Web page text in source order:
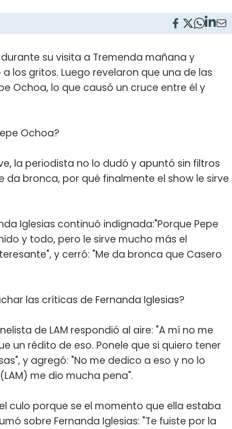
su visita a Tremenda mañana y
los gritos. Luego revelaron que una de las
Ochoa, lo que causó un cruce entre él y
Ochoa?
la periodista no lo dudó y apuntó sin filtros
da bronca, por qué finalmente el show le sirve
Iglesias continuó indignada:"Porque Pepe
y todo, pero le sirve mucho más el
y cerró: "Me da bronca que Casero
las críticas de Fernanda Iglesias?
de LAM respondió al aire: "A mí no me
un rédito de eso. Ponele que si quiero tener
y agregó: "No me dedico a eso y no lo
me dio mucha pena".
culo porque se el momento que ella estaba
sobre Fernanda Iglesias: "Te fuiste por la